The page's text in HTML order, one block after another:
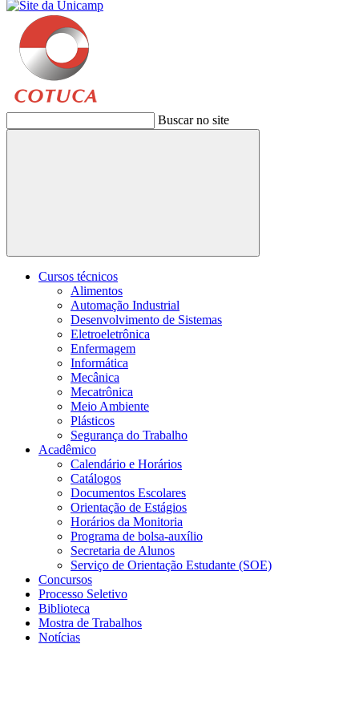
Buscar no site
Buscar
Cursos técnicos
Alimentos
Automação Industrial
Desenvolvimento de Sistemas
Eletroeletrônica
Enfermagem
Informática
Mecânica
Mecatrônica
Meio Ambiente
Plásticos
Segurança do Trabalho
Acadêmico
Calendário e Horários
Catálogos
Documentos Escolares
Orientação de Estágios
Horários da Monitoria
Programa de bolsa-auxílio
Secretaria de Alunos
Serviço de Orientação Estudante (SOE)
Concursos
Processo Seletivo
Biblioteca
Mostra de Trabalhos
Notícias